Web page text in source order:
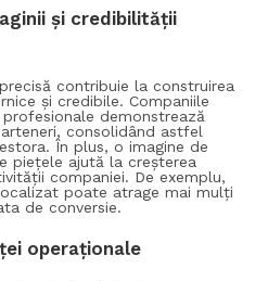
și credibilității
contribuie la construirea
și credibile. Companiile
demonstrează
consolidând astfel
În plus, o imagine de
piețele ajută la creșterea
companiei. De exemplu,
poate atrage mai mulți
de conversie.
operaționale